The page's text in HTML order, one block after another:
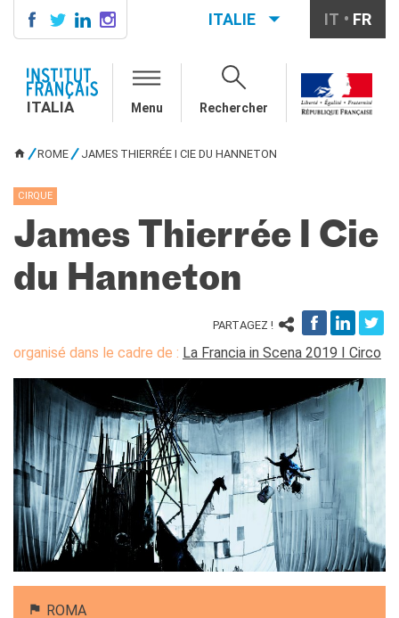
ÉCOLE & UNIVERSITÉ
LE PALAIS FARNÈSE
QUI SOMMES-NOUS ?
Contacts
Offres d'emplois/stages
RECHERCHER
ITALIE IT FR
ITALIA Menu Rechercher
ROME JAMES THIERRÉE I CIE DU HANNETON
CIRQUE
James Thierrée I Cie
du Hanneton
PARTAGEZ !
organisé dans le cadre de : La Francia in Scena 2019 I Circo
ROMA